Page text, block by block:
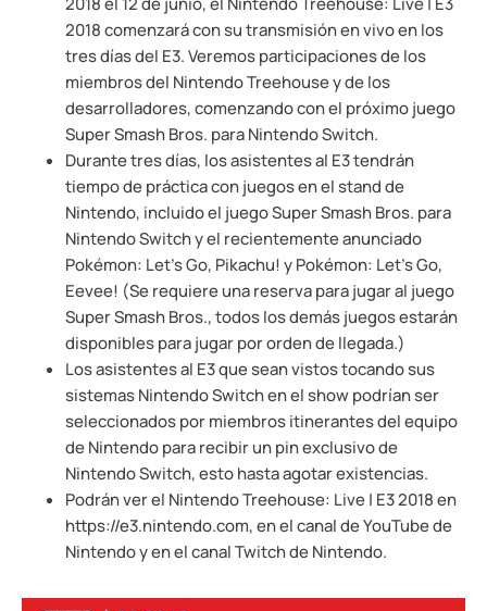
2018 comenzará con su transmisión en vivo en los
tres días del E3. Veremos participaciones de los
miembros del Nintendo Treehouse y de los
desarrolladores, comenzando con el próximo juego
Super Smash Bros. para Nintendo Switch.
Durante tres días, los asistentes al E3 tendrán
tiempo de práctica con juegos en el stand de
Nintendo, incluido el juego Super Smash Bros. para
Nintendo Switch y el recientemente anunciado
Pokémon: Let’s Go, Pikachu! y Pokémon: Let’s Go,
Eevee! (Se requiere una reserva para jugar al juego
Super Smash Bros., todos los demás juegos estarán
disponibles para jugar por orden de llegada.)
Los asistentes al E3 que sean vistos tocando sus
sistemas Nintendo Switch en el show podrían ser
seleccionados por miembros itinerantes del equipo
de Nintendo para recibir un pin exclusivo de
Nintendo Switch, esto hasta agotar existencias.
Podrán ver el Nintendo Treehouse: Live | E3 2018 en
https://e3.nintendo.com, en el canal de YouTube de
Nintendo y en el canal Twitch de Nintendo.